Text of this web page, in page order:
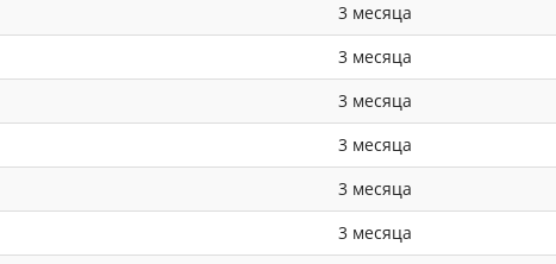
3 месяца
3 месяца
3 месяца
3 месяца
3 месяца
3 месяца